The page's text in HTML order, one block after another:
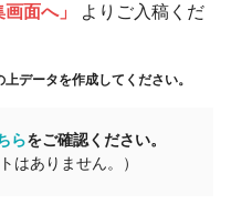
面へ」
よりご入稿くだ
データを作成してください。
らをご確認ください。
はありません。）